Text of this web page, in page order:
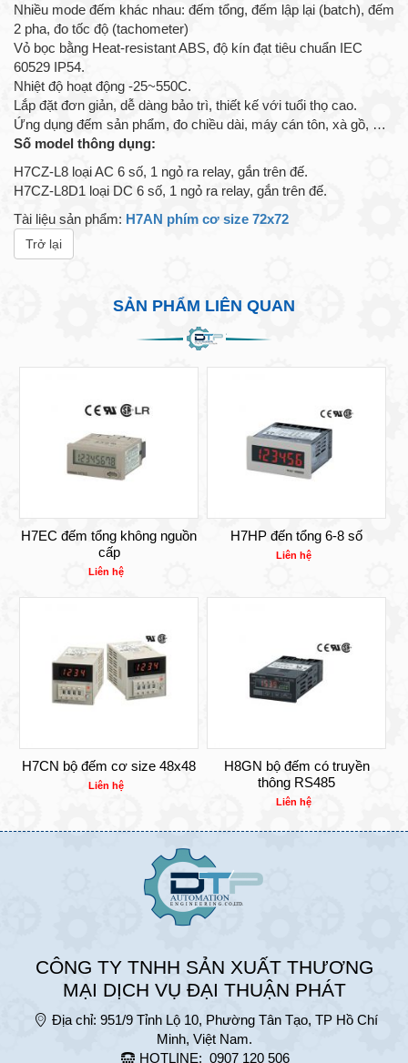
Nhiều mode đếm khác nhau: đếm tổng, đếm lập lại (batch), đếm
2 pha, đo tốc độ (tachometer)
Vỏ bọc bằng Heat-resistant ABS, độ kín đạt tiêu chuẩn IEC
60529 IP54.
Nhiệt độ hoạt động -25~550C.
Lắp đặt đơn giản, dễ dàng bảo trì, thiết kế với tuổi thọ cao.
Ứng dụng đếm sản phẩm, đo chiều dài, máy cán tôn, xà gồ, …
Số model thông dụng:
H7CZ-L8 loại AC 6 số, 1 ngỏ ra relay, gắn trên đế.
H7CZ-L8D1 loại DC 6 số, 1 ngỏ ra relay, gắn trên đế.
Tài liệu sản phẩm: H7AN phím cơ size 72x72
Trở lại
SẢN PHẨM LIÊN QUAN
H7EC đếm tổng không nguồn
cấp
Liên hệ
H7HP đến tổng 6-8 số
Liên hệ
H7CN bộ đếm cơ size 48x48
Liên hệ
H8GN bộ đếm có truyền
thông RS485
Liên hệ
CÔNG TY TNHH SẢN XUẤT THƯƠNG
MẠI DỊCH VỤ ĐẠI THUẬN PHÁT
Địa chỉ: 951/9 Tỉnh Lộ 10, Phường Tân Tạo, TP Hồ Chí
Minh, Việt Nam.
HOTLINE: 0907 120 506